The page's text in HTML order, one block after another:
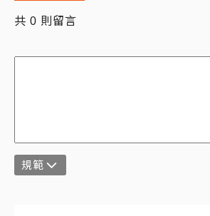
共 0 則留言
規範